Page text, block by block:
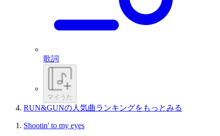
歌詞
マイうた
RUN&GUNの人気曲ランキングをもっとみる
Shootin' to my eyes